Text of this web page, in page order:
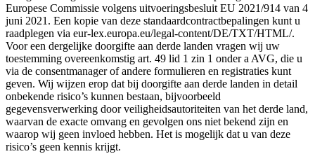
Europese Commissie volgens uitvoeringsbesluit EU 2021/914 van 4
juni 2021. Een kopie van deze standaardcontractbepalingen kunt u
raadplegen via eur-lex.europa.eu/legal-content/DE/TXT/HTML/.
Voor een dergelijke doorgifte aan derde landen vragen wij uw
toestemming overeenkomstig art. 49 lid 1 zin 1 onder a AVG, die u
via de consentmanager of andere formulieren en registraties kunt
geven. Wij wijzen erop dat bij doorgifte aan derde landen in detail
onbekende risico’s kunnen bestaan, bijvoorbeeld
gegevensverwerking door veiligheidsautoriteiten van het derde land,
waarvan de exacte omvang en gevolgen ons niet bekend zijn en
waarop wij geen invloed hebben. Het is mogelijk dat u van deze
risico’s geen kennis krijgt.